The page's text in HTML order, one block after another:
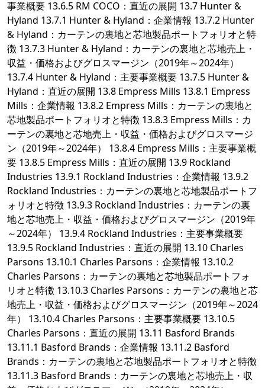
事業概要 13.6.5 RM COCO：直近の展開 13.7 Hunter &
Hyland 13.7.1 Hunter & Hyland：企業情報 13.7.2 Hunter
& Hyland：カーテンの裏地と芯地製品ポートフォリオと特
徴 13.7.3 Hunter & Hyland：カーテンの裏地と芯地売上・
収益・価格およびグロスマージン（2019年～2024年）
13.7.4 Hunter & Hyland：主要事業概要 13.7.5 Hunter &
Hyland：直近の展開 13.8 Empress Mills 13.8.1 Empress
Mills：企業情報 13.8.2 Empress Mills：カーテンの裏地と
芯地製品ポートフォリオと特徴 13.8.3 Empress Mills：カ
ーテンの裏地と芯地売上・収益・価格およびグロスマージ
ン（2019年～2024年） 13.8.4 Empress Mills：主要事業概
要 13.8.5 Empress Mills：直近の展開 13.9 Rockland
Industries 13.9.1 Rockland Industries：企業情報 13.9.2
Rockland Industries：カーテンの裏地と芯地製品ポートフ
ォリオと特徴 13.9.3 Rockland Industries：カーテンの裏
地と芯地売上・収益・価格およびグロスマージン（2019年
～2024年） 13.9.4 Rockland Industries：主要事業概要
13.9.5 Rockland Industries：直近の展開 13.10 Charles
Parsons 13.10.1 Charles Parsons：企業情報 13.10.2
Charles Parsons：カーテンの裏地と芯地製品ポートフォ
リオと特徴 13.10.3 Charles Parsons：カーテンの裏地と芯
地売上・収益・価格およびグロスマージン（2019年～2024
年） 13.10.4 Charles Parsons：主要事業概要 13.10.5
Charles Parsons：直近の展開 13.11 Basford Brands
13.11.1 Basford Brands：企業情報 13.11.2 Basford
Brands：カーテンの裏地と芯地製品ポートフォリオと特徴
13.11.3 Basford Brands：カーテンの裏地と芯地売上・収